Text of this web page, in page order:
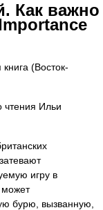
Как важно
(Восток-
Ильи
игру в
может
бурю, вызванную,